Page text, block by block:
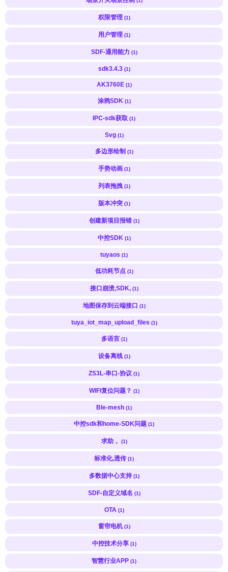
权限管理 (1)
用户管理 (1)
SDF-通用能力 (1)
sdk3.4.3 (1)
AK3760E (1)
涂鸦SDK (1)
IPC-sdk获取 (1)
Svg (1)
多边形绘制 (1)
手势动画 (1)
列表拖拽 (1)
版本冲突 (1)
创建新项目报错 (1)
中控SDK (1)
tuyaos (1)
低功耗节点 (1)
接口崩溃,SDK, (1)
地图保存到云端接口 (1)
tuya_iot_map_upload_files (1)
多语言 (1)
设备离线 (1)
ZS3L-串口-协议 (1)
WIFI复位问题？ (1)
Ble-mesh (1)
中控sdk和home-SDK问题 (1)
求助， (1)
标准化,透传 (1)
多数据中心支持 (1)
SDF-自定义域名 (1)
OTA (1)
窗帘电机 (1)
中控技术分享 (1)
智慧行业APP (1)